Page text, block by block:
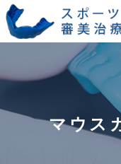
マウス